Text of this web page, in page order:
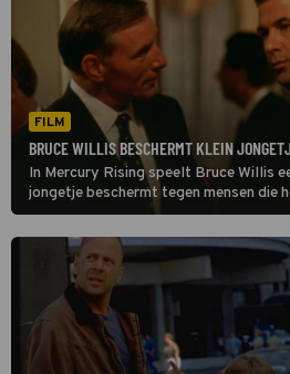
FILM
BRUCE WILLIS BESCHERMT KLEIN
In Mercury Rising speelt Bruce Willis
jongetje beschermt tegen mensen die
hebben.